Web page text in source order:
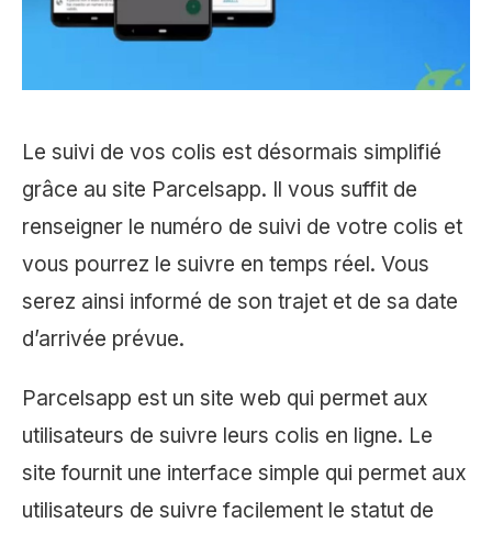
Le suivi de vos colis est désormais simplifié
grâce au site Parcelsapp. Il vous suffit de
renseigner le numéro de suivi de votre colis et
vous pourrez le suivre en temps réel. Vous
serez ainsi informé de son trajet et de sa date
d’arrivée prévue.
Parcelsapp est un site web qui permet aux
utilisateurs de suivre leurs colis en ligne. Le
site fournit une interface simple qui permet aux
utilisateurs de suivre facilement le statut de